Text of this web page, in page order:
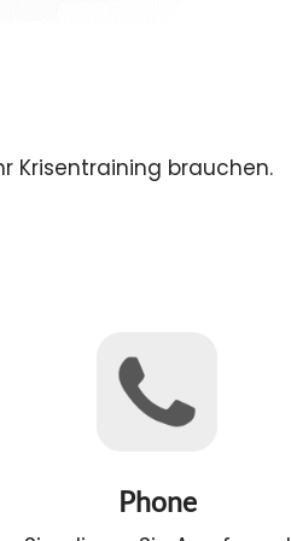
Krisentraining brauchen.
Phone